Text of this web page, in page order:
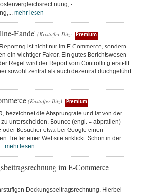
-
mehr lesen
Handel (Kristoffer Ditz) Premium
ist nicht nur im E-Commerce, sondern
ein wichtiger Faktor. Ein gutes Berichtswesen
Regel wird der Report vom Controlling erstellt.
sowohl zentral als auch dezentral durchgeführt
(Kristoffer Ditz) Premium
bezeichnet die Absprungrate und ist von der
unterscheiden. Bounce (engl. = abprallen)
oder Besucher etwa bei Google einen
Treffer einer Website anklickt. Schon in der
mehr lesen
im E-Commerce
Deckungsbeitragsrechnung. Hierbei